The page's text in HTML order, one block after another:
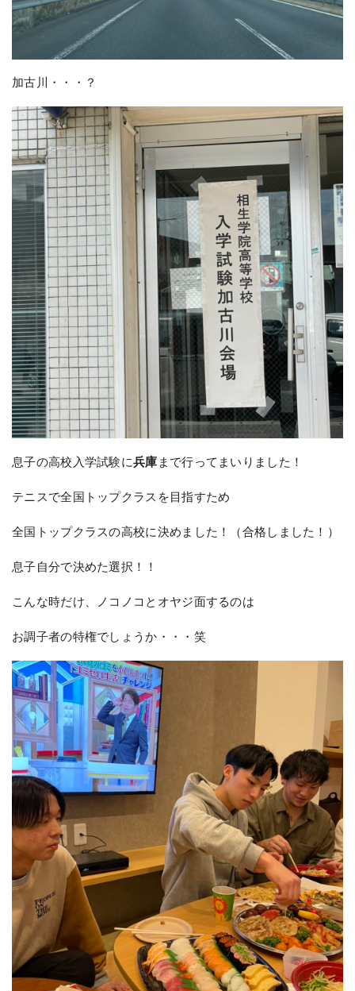
加古川・・・？
息子の高校入学試験に兵庫 まで行ってまいりました！
テニスで全国トップクラスを目指すため
全国トップクラスの高校に決めました！（合格しました！）
息子自分で決めた選択！！
こんな時だけ、ノコノコとオヤジ面するのは
お調子者の特権でしょうか・・・笑